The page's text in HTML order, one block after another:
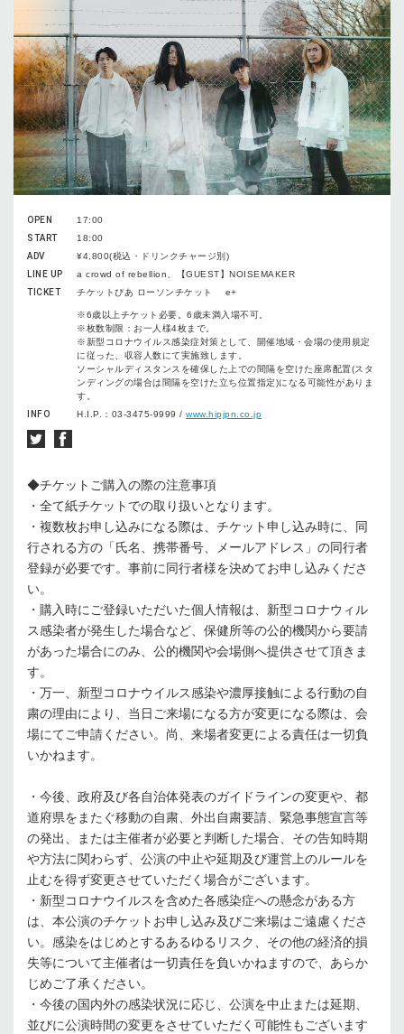
OPEN
17:00
START
18:00
ADV
¥4,800(税込・ドリンクチャージ別)
LINE UP
a crowd of rebellion、【GUEST】NOISEMAKER
TICKET
チケットぴあ ローソンチケット e+
※6歳以上チケット必要。6歳未満⼊場不可。
※枚数制限：お一人様4枚まで。
※新型コロナウイルス感染症対策として、開催地域・会場の使⽤規定
に従った、収容⼈数にて実施致します。
ソーシャルディスタンスを確保した上での間隔を空けた座席配置(スタ
ンディングの場合は間隔を空けた⽴ち位置指定)になる可能性がありま
す。
INFO
H.I.P.：03-3475-9999 / www.hipjpn.co.jp
◆チケットご購⼊の際の注意事項
・全て紙チケットでの取り扱いとなります。
・複数枚お申し込みになる際は、チケット申し込み時に、同
⾏される⽅の「⽒名、携帯番号、メールアドレス」の同⾏者
登録が必要です。事前に同⾏者様を決めてお申し込みくださ
い。
・購⼊時にご登録いただいた個⼈情報は、新型コロナウィル
ス感染者が発⽣した場合など、保健所等の公的機関から要請
があった場合にのみ、公的機関や会場側へ提供させて頂きま
す。
・万⼀、新型コロナウイルス感染や濃厚接触による⾏動の⾃
粛の理由により、当⽇ご来場になる⽅が変更になる際は、会
場にてご申請ください。尚、来場者変更による責任は⼀切負
いかねます。
・今後、政府及び各⾃治体発表のガイドラインの変更や、都
道府県をまたぐ移動の⾃粛、外出⾃粛要請、緊急事態宣⾔等
の発出、または主催者が必要と判断した場合、その告知時期
や⽅法に関わらず、公演の中⽌や延期及び運営上のルールを
⽌むを得ず変更させていただく場合がございます。
・新型コロナウイルスを含めた各感染症への懸念がある⽅
は、本公演のチケットお申し込み及びご来場はご遠慮くださ
い。感染をはじめとするあるゆるリスク、その他の経済的損
失等について主催者は⼀切責任を負いかねますので、あらか
じめご了承ください。
・今後の国内外の感染状況に応じ、公演を中⽌または延期、
並びに公演時間の変更をさせていただく可能性もございます